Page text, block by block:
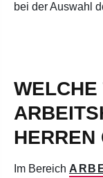
bei der Auswahl
HERREN
Im Bereich